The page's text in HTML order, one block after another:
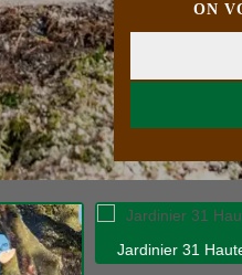
ON
Jardinier 31